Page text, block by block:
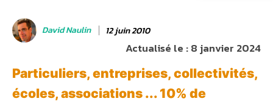
David Naulin 12 juin 2010
Actualisé le :8 janvier 2024
Particuliers, entreprises, collectivités,
écoles, associations ... 10% de